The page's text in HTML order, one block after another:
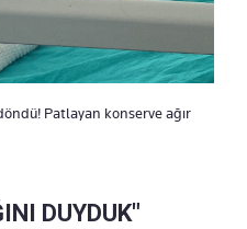
Patlayan konserve ağır
DUYDUK"